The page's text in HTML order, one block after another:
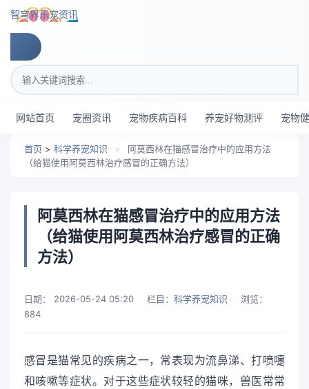
跳转到主要内容
智穹界乐宠资讯
搜索关键词
网站首页 宠圈资讯 宠物疾病百科 养宠好物测评 宠物
首页 > 科学养宠知识 >
阿莫西林在猫感冒治疗中的应用方法
（给猫使用阿莫西林治疗感冒的正确方法）
阿莫西林在猫感冒治疗中的应用方法
（给猫使用阿莫西林治疗感冒的正确
方法）
日期： 2026-05-24 05:20 栏目： 科学养宠知识
浏览：
884
感冒是猫常见的疾病之一，常表现为流鼻涕、打喷嚏
和咳嗽等症状。对于这些症状较轻的猫咪，兽医常常